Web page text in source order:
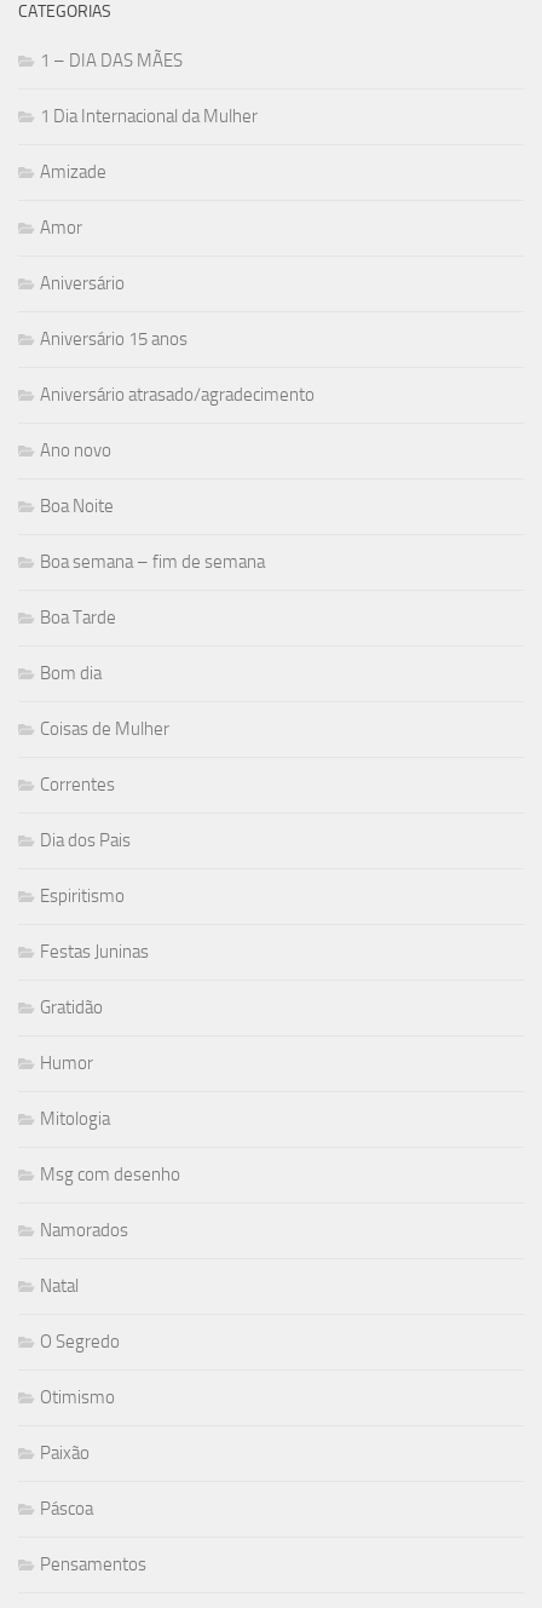
CATEGORIAS
1 – DIA DAS MÃES
1 Dia Internacional da Mulher
Amizade
Amor
Aniversário
Aniversário 15 anos
Aniversário atrasado/agradecimento
Ano novo
Boa Noite
Boa semana – fim de semana
Boa Tarde
Bom dia
Coisas de Mulher
Correntes
Dia dos Pais
Espiritismo
Festas Juninas
Gratidão
Humor
Mitologia
Msg com desenho
Namorados
Natal
O Segredo
Otimismo
Paixão
Páscoa
Pensamentos